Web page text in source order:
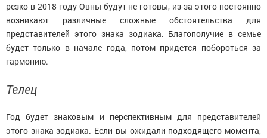
резко в 2018 году Овны будут не готовы, из-за этого постоянно
возникают различные сложные обстоятельства для
представителей этого знака зодиака. Благополучие в семье
будет только в начале года, потом придется побороться за
гармонию.
Телец
Год будет знаковым и перспективным для представителей
этого знака зодиака. Если вы ожидали подходящего момента,